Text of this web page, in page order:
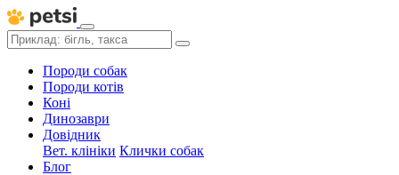
Породи собак
Породи котів
Коні
Динозаври
Довідник
Вет. клініки Клички собак
Блог